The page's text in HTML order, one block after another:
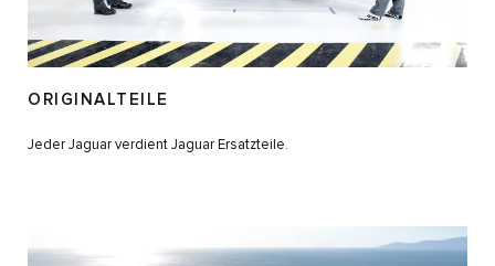
ORIGINALTEILE
Jeder Jaguar verdient Jaguar Ersatzteile.